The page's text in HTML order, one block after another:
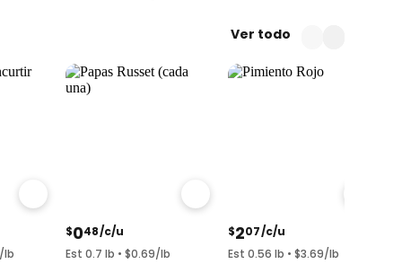
Ver todo
lb
$048/c/u
Est 0.7 lb • $0.69/lb
$207/c/u
Est 0.56 lb • $3.69/lb